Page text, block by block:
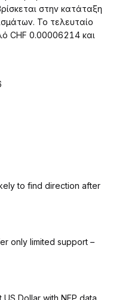
στην κατάταξη
Το τελευταίο
CHF 0.00006214 και
to find direction after
only limited support –
Dollar with NFP data